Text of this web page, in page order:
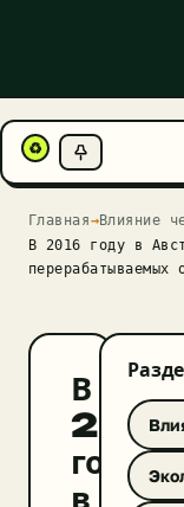
♻
Главная→Влияние
В 2016 году в
перерабатываемых
В
2016
году
в